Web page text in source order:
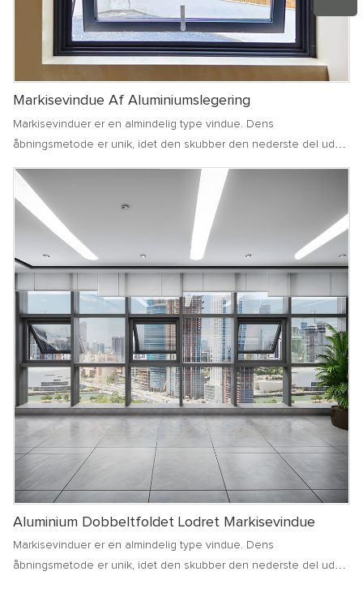
Markisevindue Af Aluminiumslegering
Markisevinduer er en almindelig type vindue. Dens
åbningsmetode er unik, idet den skubber den nederste del udad
effektivt forhindre regnvand i at trænge ind i rummet på regnfulde
dage. markisevinduer bruger normalt hardwaretilbehør af høj
kvalitet for at sikre jævn og sikker åbning og lukning. Dens
design er både smukt og praktisk, hvilket tilføjer et elegant
temperament til bygningen
Aluminium Dobbeltfoldet Lodret Markisevindue
Markisevinduer er en almindelig type vindue. Dens
åbningsmetode er unik, idet den skubber den nederste del udad